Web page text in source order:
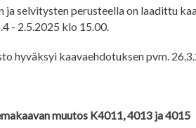
ja selvitysten perusteella on laadittu
- 2.5.2025 klo 15.00.
hyväksyi kaavaehdotuksen pvm.
muutos K4011, 4013 ja 4015